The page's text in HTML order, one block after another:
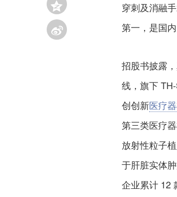
穿刺及消融
第一，是国
招股书披露
线，旗下
创创新医疗
第三类医疗
放射性粒子
于肝脏实体
企业累计 12